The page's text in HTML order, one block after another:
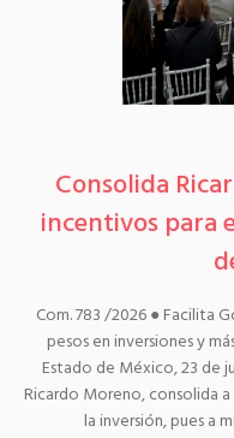
Consolida
incentivos para
Com. 783 /2026 ● Facilita
pesos en inversiones y
Estado de México, 23 de
Ricardo Moreno, consolida
la inversión, pues a